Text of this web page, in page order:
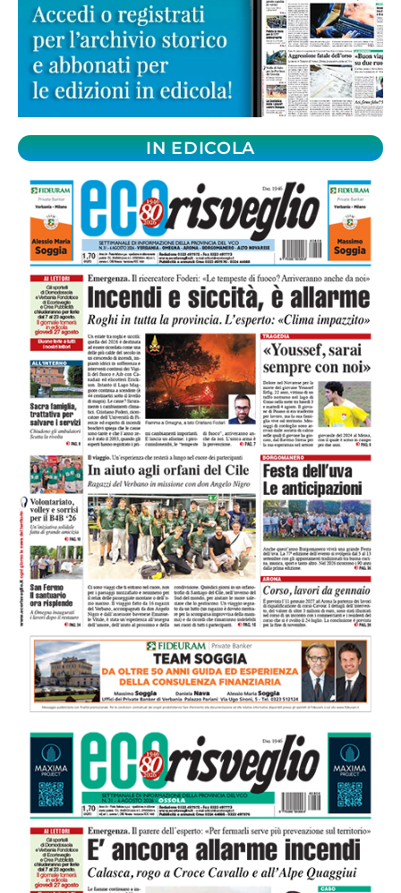
IN EDICOLA